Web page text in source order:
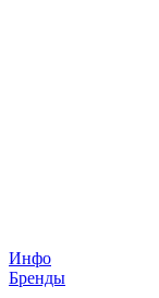
Инфо
Бренды